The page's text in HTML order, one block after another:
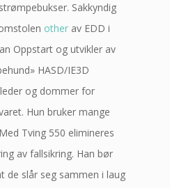
Sakkyndig
other av EDD i
Oppstart og utvikler av
HASD/IE3D
og dommer for
Hun bruker mange
Tving 550 elimineres
av fallsikring. Han bør
de slår seg sammen i laug